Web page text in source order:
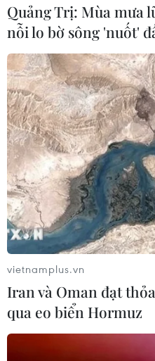
Hàn Quốc ban hành
tại thủ đô Seoul
04/08/2026 12:37
Trung Quốc duy trì
mạnh
04/08/2026 11:59
Quảng Trị: Mùa mưa
nỗi lo bờ sông 'nuốt'
vietnamplus.vn
Iran và Oman đạt
qua eo biển Hormuz